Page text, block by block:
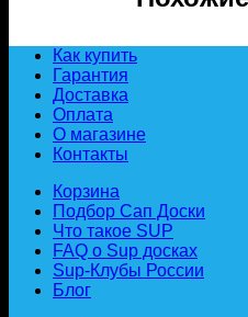
Как купить
Гарантия
Доставка
Оплата
О магазине
Контакты
Корзина
Подбор Сап Доски
Что такое SUP
FAQ о Sup досках
Sup-Клубы России
Блог